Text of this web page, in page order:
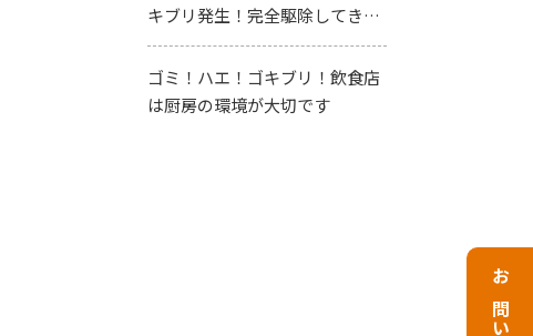
キブリ発生！完全駆除してきま
した
ゴミ！ハエ！ゴキブリ！飲食店
は厨房の環境が大切です